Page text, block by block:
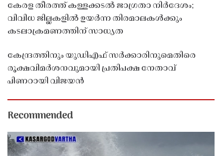
കേരള തീരത്ത് കള്ളക്കടൽ ജാഗ്രതാ നിർദേശം;
വിവിധ ജില്ലകളിൽ ഉയർന്ന തിരമാലകൾക്കും
കടലാക്രമണത്തിന് സാധ്യത
കേന്ദ്രത്തിനും യുഡിഎഫ് സർക്കാരിനുമെതിരെ
രൂക്ഷവിമർശനവുമായി പ്രതിപക്ഷ നേതാവ്
പിണറായി വിജയൻ
Recommended